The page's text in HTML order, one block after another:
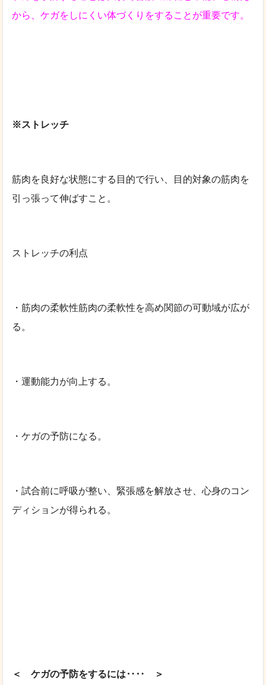
から、ケガをしにくい体づくりをすることが重要です。
※ストレッチ
筋肉を良好な状態にする目的で行い、目的対象の筋肉を
引っ張って伸ばすこと。
ストレッチの利点
・筋肉の柔軟性筋肉の柔軟性を高め関節の可動域が広が
る。
・運動能力が向上する。
・ケガの予防になる。
・試合前に呼吸が整い、緊張感を解放させ、心身のコン
ディションが得られる。
＜ ケガの予防をするには‥‥ ＞